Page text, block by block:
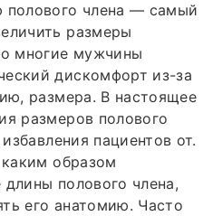
полового члена — самый
размеры
многие мужчины
дискомфорт из-за
размера. В настоящее
размеров полового
пациентов от.
образом
полового члена,
его анатомию. Часто